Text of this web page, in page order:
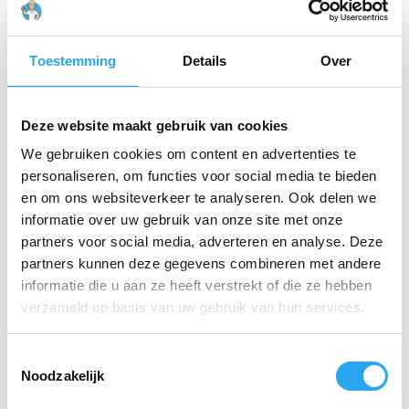
Toestemming Details Over
Deze website maakt gebruik van cookies
We gebruiken cookies om content en advertenties te
personaliseren, om functies voor social media te bieden
en om ons websiteverkeer te analyseren. Ook delen we
informatie over uw gebruik van onze site met onze
partners voor social media, adverteren en analyse. Deze
partners kunnen deze gegevens combineren met andere
informatie die u aan ze heeft verstrekt of die ze hebben
verzameld op basis van uw gebruik van hun services.
Noodzakelijk
HACCP-eisen voor kleurcodering. Het roestvrijstalen
blad is voorzien vanafgeronde hoeken, zodat u
rvs-werkbladen of andere kwetsbare oppervlakken.
Polypropyleen.
Afmetingen:205 x 50 mm.
Aansluiting:
Voorzien van schroefdraad voor
alle Vikan stelen.
Kenmerken:Afgeronde hoeken ter voorkoming
van oppervlakteschade.